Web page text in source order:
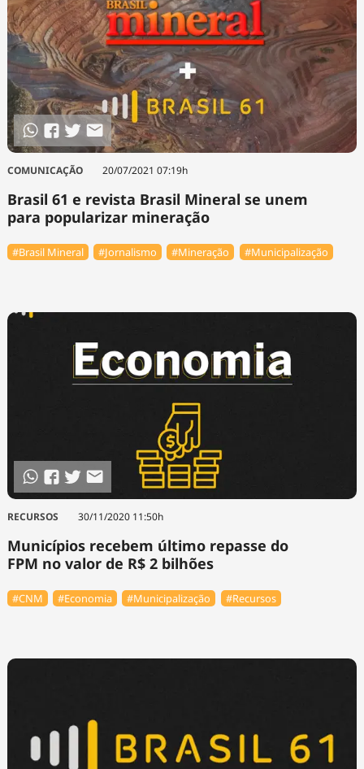
COMUNICAÇÃO 20/07/2021 07:19h
Brasil 61 e revista Brasil Mineral se unem
para popularizar mineração
#Brasil Mineral #Jornalismo #Mineração #Municipalização
RECURSOS 30/11/2020 11:50h
Municípios recebem último repasse do
FPM no valor de R$ 2 bilhões
#CNM #Economia #Municipalização #Recursos